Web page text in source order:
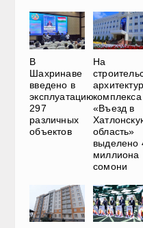
В
Шахринаве
введено в
эксплуатацию
297
различных
объектов
На
комплекса
«Въезд в
область»
выделено
миллиона
сомони